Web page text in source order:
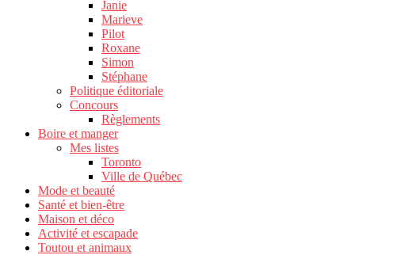
Janie
Marieve
Pilot
Roxane
Simon
Stéphane
Politique éditoriale
Concours
Règlements
Boire et manger
Mes listes
Toronto
Ville de Québec
Mode et beauté
Santé et bien-être
Maison et déco
Activité et escapade
Toutou et animaux